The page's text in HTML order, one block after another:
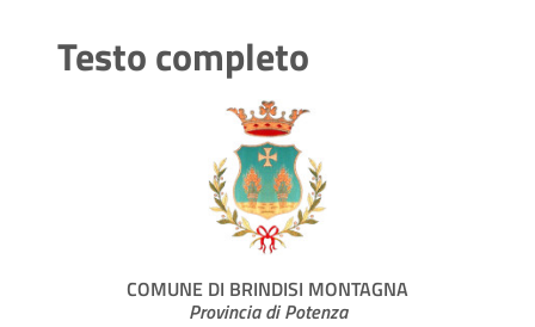
Testo completo
COMUNE DI BRINDISI MONTAGNA
Provincia di Potenza